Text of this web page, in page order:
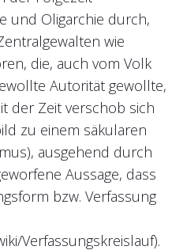
und Oligarchie durch,
wie
die, auch vom Volk
Autorität gewollte,
der Zeit verschob sich
zu einem säkularen
ausgehend durch
Aussage, dass
bzw. Verfassung
Verfassungskreislauf).